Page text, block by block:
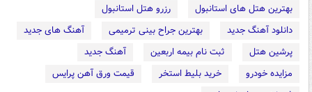
بهترین هتل های استانبول
رزرو هتل استانبول
دانلود آهنگ جدید
بهترین جراح بینی ترمیمی
آهنگ های جدید
پرشین هتل
ثبت نام بیمه اربعین
آهنگ جدید
مزایده خودرو
خرید بلیط استخر
قیمت ورق آهن پرایس